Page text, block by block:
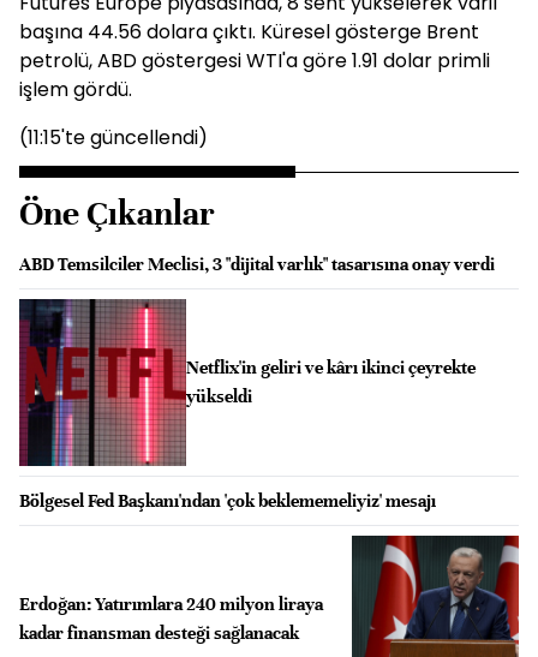
başına 44.56 dolara çıktı. Küresel gösterge Brent
petrolü, ABD göstergesi WTI'a göre 1.91 dolar primli
işlem gördü.
(11:15'te güncellendi)
Öne Çıkanlar
ABD Temsilciler Meclisi, 3 "dijital varlık" tasarısına onay verdi
Netflix'in geliri ve kârı ikinci çeyrekte
yükseldi
Bölgesel Fed Başkanı'ndan 'çok beklememeliyiz' mesajı
Erdoğan: Yatırımlara 240 milyon liraya
kadar finansman desteği sağlanacak